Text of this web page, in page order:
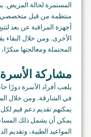
المستمرة لحالة
منتظمة من قبل متخصصي
أجهزة المراقبة عن بعد
الأخرى. ومن خلال البقاء
المحتملة ومعالجتها
مشاركة الأسرة
يلعب أفراد الأسرة دورًا
في الشارقة. ومن خلال
يمكنهم تقديم دعم قيم
يمكن أن يشمل ذلك
المواعيد الطبية، وتقديم